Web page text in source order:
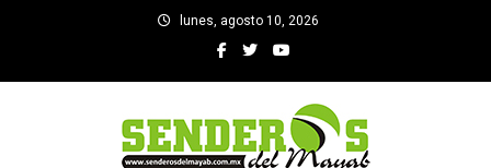
lunes, agosto 10, 2026